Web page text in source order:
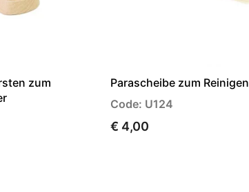
zum
Parascheibe zum Reinigen
Code: U124
€ 4,00